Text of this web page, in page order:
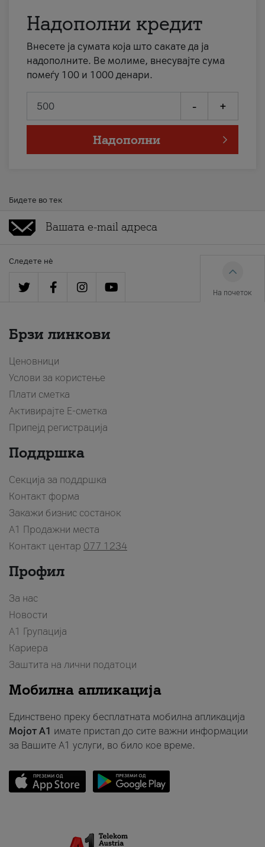
Надополни кредит
Внесете ја сумата која што сакате да ја
надополните. Ве молиме, внесувајте сума
помеѓу 100 и 1000 денари.
- +
Надополни
Бидете во тек
Следете нè
На почеток
Брзи линкови
Ценовници
Услови за користење
Плати сметка
Активирајте Е-сметка
Припејд регистрација
Поддршка
Секција за поддршка
Контакт форма
Закажи бизнис состанок
A1 Продажни места
Контакт центар 077 1234
Профил
За нас
Новости
А1 Групација
Кариера
Заштита на лични податоци
Мобилна апликација
Единствено преку бесплатната мобилна апликација
Мојот A1 имате пристап до сите важни информации
за Вашите A1 услуги, во било кое време.